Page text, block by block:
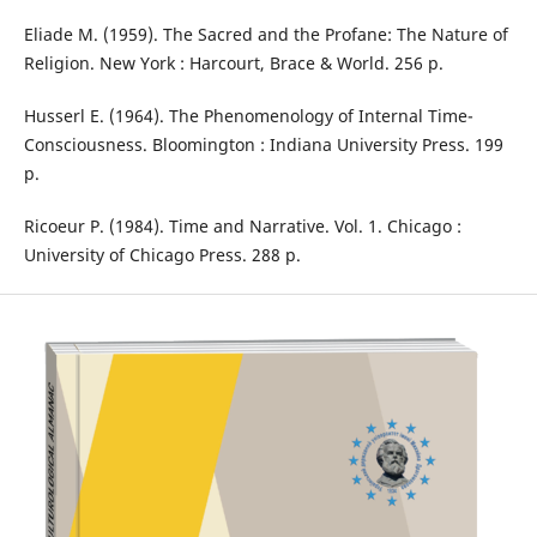
Eliade M. (1959). The Sacred and the Profane: The Nature of
Religion. New York : Harcourt, Brace & World. 256 p.
Husserl E. (1964). The Phenomenology of Internal Time-
Consciousness. Bloomington : Indiana University Press. 199
p.
Ricoeur P. (1984). Time and Narrative. Vol. 1. Chicago :
University of Chicago Press. 288 p.